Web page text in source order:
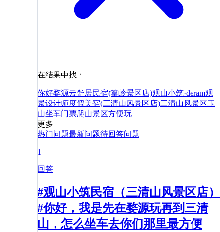
在结果中找：
你好婺源云舒居民宿(篁岭景区店)观山小筑·deram观
景设计师度假美宿(三清山风景区店)三清山风景区玉
山坐车门票爬山景区方便玩
更多
热门问题最新问题待回答问题
1
回答
#观山小筑民宿（三清山风景区店）
#你好，我是先在婺源玩再到三清
山，怎么坐车去你们那里最方便